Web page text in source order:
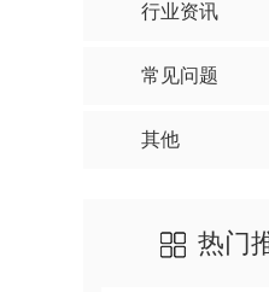
行业资讯
常见问题
其他
热门